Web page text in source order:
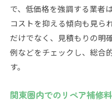
外壁補修での価
外壁リペア補修
外壁補修費用の
自分で外壁を直す場
で、低価格を強調する業者
コストを抑える傾向も見ら
だけでなく、見積もりの明
例などをチェックし、総合
す。
関東圏内でのリペア補修